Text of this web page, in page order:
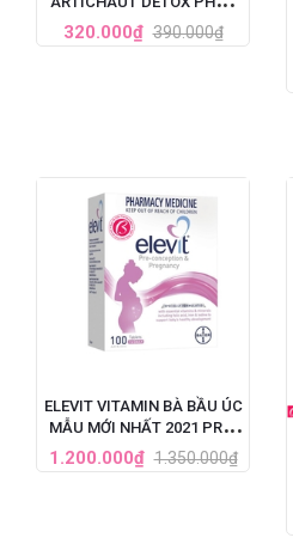
LIỆU TRÌNH 7 NGÀY
320.000₫ 390.000₫
ELEVIT VITAMIN BÀ BẦU ÚC
MẪU MỚI NHẤT 2021 PRE-
CONCEPTION &
PREGNANCY (100V)
1.200.000₫ 1.350.000₫